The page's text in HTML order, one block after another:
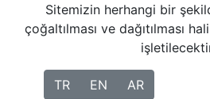
Sitemizin herhangi bir
çoğaltılması ve dağıtılması
TR EN AR